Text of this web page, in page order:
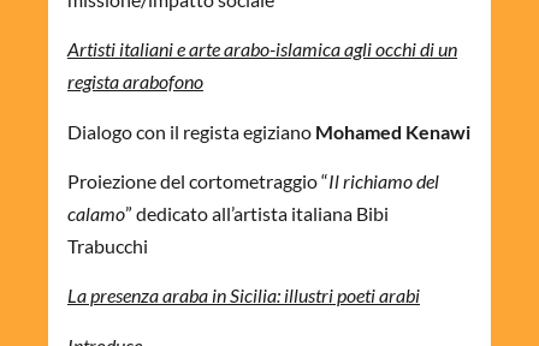
Artisti italiani e arte arabo-islamica agli occhi di un
regista arabofono
Dialogo con il regista egiziano Mohamed Kenawi
Proiezione del cortometraggio “Il richiamo del
calamo” dedicato all’artista italiana Bibi
Trabucchi
La presenza araba in Sicilia: illustri poeti arabi